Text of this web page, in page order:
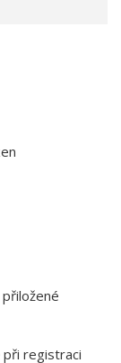
při registraci